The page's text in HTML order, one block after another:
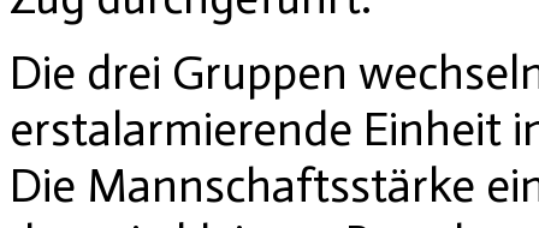
Die drei Gruppen
erstalarmierende Einheit
Die Mannschaftsstärke